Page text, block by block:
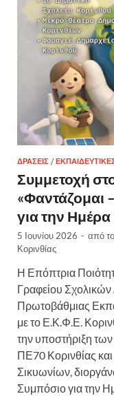
ΔΡΆΣΕΙΣ /
Συμμετοχή
«Φαντάζομαι
για την
5 Ιουνίου 2026 - από
Κορινθίας
Η Επόπτρια
Γραφείου
Πρωτοβάθμιας
με το Ε.Κ.Φ.Ε.
την υποστήριξη
ΠΕ70 Κορινθίας
Σικυωνίων,
Συμπόσιο για την